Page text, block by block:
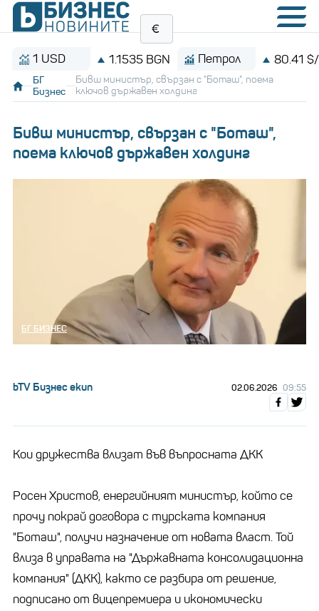
USD 1.1535 BGN Петрол 80.41 $/барел
БГ
Бизнес
Бивш министър, свързан с "Боташ", поема
ключов държавен холдинг
Бивш министър, свързан с "Боташ",
поема ключов държавен холдинг
БГ БИЗНЕС
bTV Бизнес екип 02.06.2026 09:55
Кои дружества влизат във въпросната ДКК
Росен Христов, енергийният министър, който се
прочу покрай договора с турската компания
"Боташ", получи назначение от новата власт. Той
влиза в управата на "Държавната консолидационна
компания" (ДКК), както се разбира от решение,
подписано от вицепремиера и икономически